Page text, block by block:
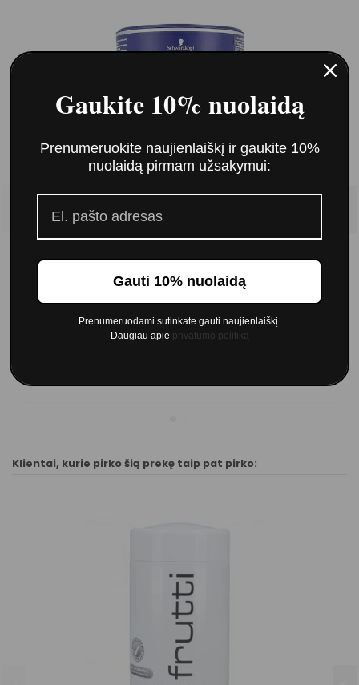
Schwarzkopf Professional Igora Vario Blond
Super Plus milteliai (450gr.)
19,00 €
Klientai, kurie pirko šią prekę taip pat pirko:
Gaukite 10% nuolaidą
Prenumeruokite naujienlaiškį ir gaukite 10%
nuolaidą pirmam užsakymui:
Gauti 10% nuolaidą
Prenumeruodami sutinkate gauti naujienlaiškį.
Daugiau apie privatumo politiką